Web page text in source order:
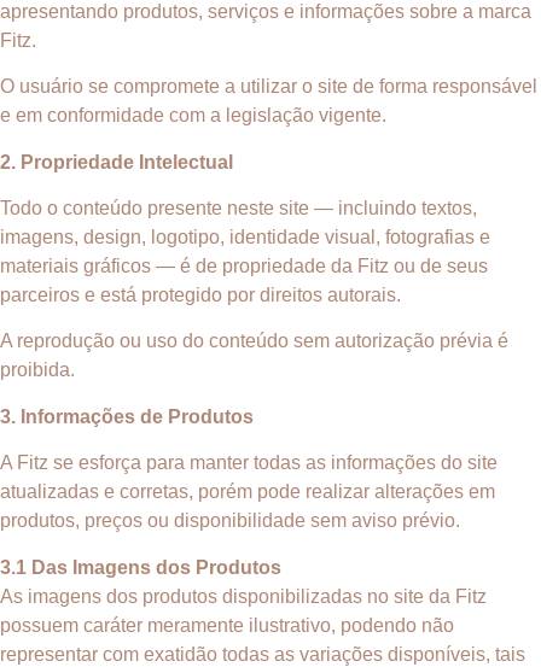
apresentando produtos, serviços e informações sobre a marca
Fitz.
O usuário se compromete a utilizar o site de forma responsável
e em conformidade com a legislação vigente.
2. Propriedade Intelectual
Todo o conteúdo presente neste site — incluindo textos,
imagens, design, logotipo, identidade visual, fotografias e
materiais gráficos — é de propriedade da Fitz ou de seus
parceiros e está protegido por direitos autorais.
A reprodução ou uso do conteúdo sem autorização prévia é
proibida.
3. Informações de Produtos
A Fitz se esforça para manter todas as informações do site
atualizadas e corretas, porém pode realizar alterações em
produtos, preços ou disponibilidade sem aviso prévio.
3.1 Das Imagens dos Produtos
As imagens dos produtos disponibilizadas no site da Fitz
possuem caráter meramente ilustrativo, podendo não
representar com exatidão todas as variações disponíveis, tais